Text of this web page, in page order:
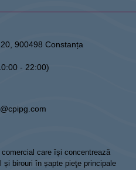
900498 Constanța
- 22:00)
care își concentrează
și birouri în șapte pieţe principale